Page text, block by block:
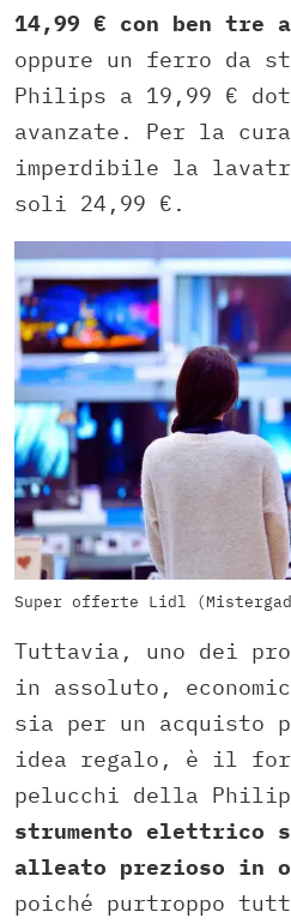
14,99 € con ben tre
oppure un ferro da
Philips a 19,99 €
avanzate. Per la
imperdibile la
soli 24,99 €.
Super offerte Lidl
Tuttavia, uno dei
in assoluto,
sia per un acquisto
idea regalo, è il
pelucchi della
strumento elettrico
alleato prezioso in
poiché purtroppo